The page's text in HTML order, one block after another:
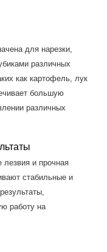
для нарезки,
различных
как картофель, лук
большую
различных
и прочная
стабильные и
работу на